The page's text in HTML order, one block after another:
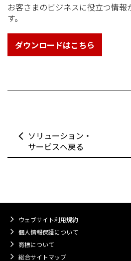
お客さまのビジネスに役立つ情報
す。
ダウンロードはこちら
ソリューション・
サービスへ戻る
ウェブサイト利用規約
個人情報保護について
商標について
総合サイトマップ